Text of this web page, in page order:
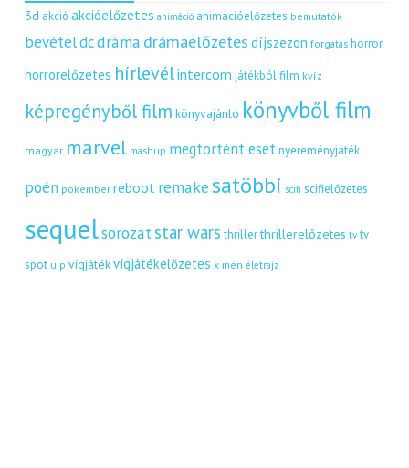
3d akció akcióelőzetes animáció animációelőzetes bemutatók
bevételdcdráma drámaelőzetes díjszezon forgatás horror
horrorelőzetes hírlevélintercom játékból film kvíz
képregényből film könyvajánló könyvből film
magyar marvel mashup megtörtént eset nyereményjáték
poén pókember reboot remakesatöbbi scifi scifielőzetes
sequelsorozatstar wars thriller thrillerelőzetes tv tv
spot uip vígjátékvígjátékelőzetes x men életrajz